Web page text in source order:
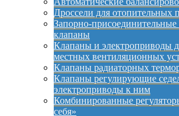
Дроссели для отопительных
Запорно-
клапаны
Клапаны и электроприводы
местных вентиляционных
Клапаны радиаторных
Клапаны регулирующие
электроприводы к ним
Комбинированные
себя»